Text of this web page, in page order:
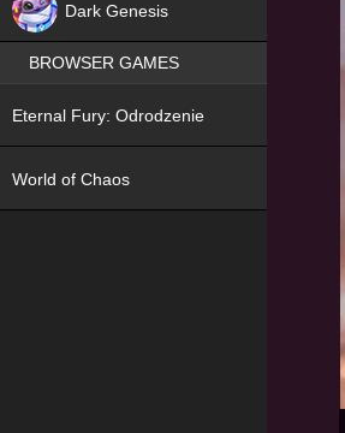
Dark Genesis
BROWSER GAMES
Eternal Fury: Odrodzenie
World of Chaos